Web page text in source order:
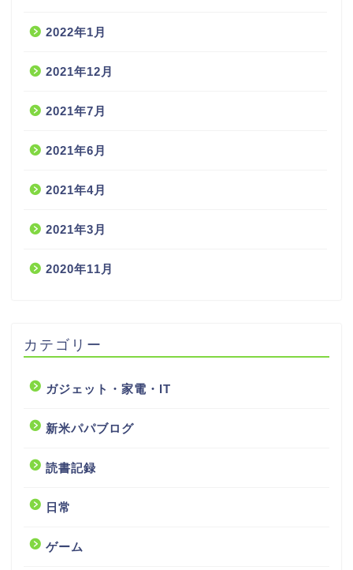
2022年1月
2021年12月
2021年7月
2021年6月
2021年4月
2021年3月
2020年11月
カテゴリー
ガジェット・家電・IT
新米パパブログ
読書記録
日常
ゲーム